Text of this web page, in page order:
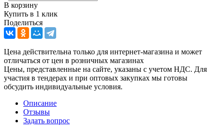
В корзину
Купить в 1 клик
Поделиться
Цена действительна только для интернет-магазина и может
отличаться от цен в розничных магазинах
Цены, представленные на сайте, указаны с учетом НДС. Для
участия в тендерах и при оптовых закупках мы готовы
обсудить индивидуальные условия.
Описание
Отзывы
Задать вопрос